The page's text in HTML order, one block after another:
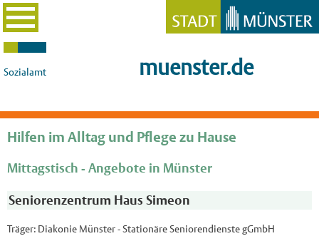
Sozialamt muenster.de
Hilfen im Alltag und Pflege zu Hause
Mittagstisch - Angebote in Münster
Seniorenzentrum Haus Simeon
Träger: Diakonie Münster - Stationäre Seniorendienste gGmbH